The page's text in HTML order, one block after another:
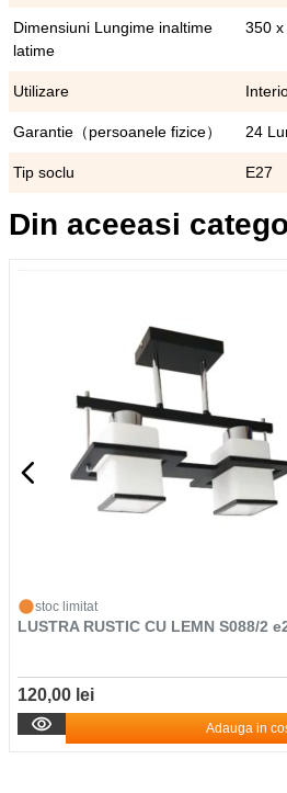
Dimensiuni Lungime inaltime
latime
350 x
Utilizare
Garantie（persoanele fizice） 24
Tip soclu E27
Din aceeasi
stoc limitat
LUSTRA RUSTIC CU LEMN S088/2
120,00 lei
Adauga in